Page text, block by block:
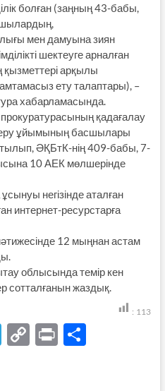
болған (заңның 43-бабы,
мен дамуына зиян
шектеуге арналған
арқылы
ету талаптары), –
хабарламасында.
қадағалау
ұйымының басшылары
ӘҚБтК-нің 409-бабы, 7-
10 АЕК мөлшерінде
негізінде аталған
интернет-ресурстарға
12 мыңнан астам
облысында темір кен
сотталғанын жаздық.
: 113
T C P S